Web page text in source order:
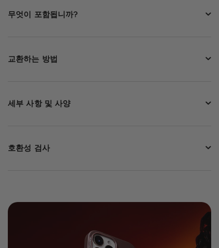
무엇이 포함됩니까?
교환하는 방법
세부 사항 및 사양
호환성 검사